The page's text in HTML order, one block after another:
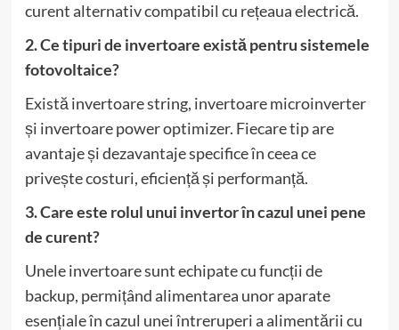
curent alternativ compatibil cu rețeaua electrică.
2. Ce tipuri de invertoare există pentru sistemele
fotovoltaice?
Există invertoare string, invertoare microinverter
și invertoare power optimizer. Fiecare tip are
avantaje și dezavantaje specifice în ceea ce
privește costuri, eficiență și performanță.
3. Care este rolul unui invertor în cazul unei pene
de curent?
Unele invertoare sunt echipate cu funcții de
backup, permițând alimentarea unor aparate
esențiale în cazul unei întreruperi a alimentării cu